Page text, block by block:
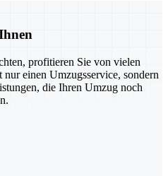
profitieren Sie von vielen
einen Umzugsservice, sondern
die Ihren Umzug noch